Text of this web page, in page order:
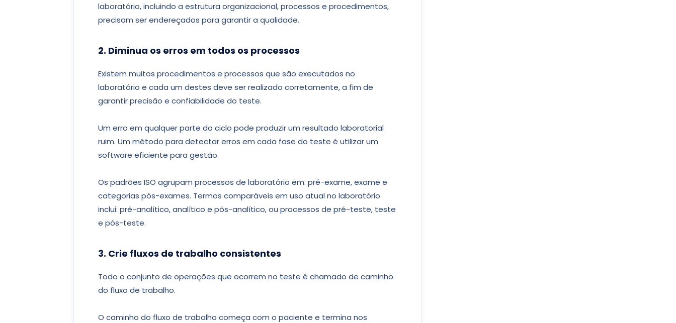
laboratório, incluindo a estrutura organizacional, processos e procedimentos,
precisam ser endereçados para garantir a qualidade.
2. Diminua os erros em todos os processos
Existem muitos procedimentos e processos que são executados no
laboratório e cada um destes deve ser realizado corretamente, a fim de
garantir precisão e confiabilidade do teste.
Um erro em qualquer parte do ciclo pode produzir um resultado laboratorial
ruim. Um método para detectar erros em cada fase do teste é utilizar um
software eficiente para gestão.
Os padrões ISO agrupam processos de laboratório em: pré-exame, exame e
categorias pós-exames. Termos comparáveis em uso atual no laboratório
inclui: pré-analítico, analítico e pós-analítico, ou processos de pré-teste, teste
e pós-teste.
3. Crie fluxos de trabalho consistentes
Todo o conjunto de operações que ocorrem no teste é chamado de caminho
do fluxo de trabalho.
O caminho do fluxo de trabalho começa com o paciente e termina nos